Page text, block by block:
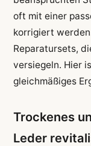
oft mit einer
korrigiert
Reparatursets,
versiegeln. Hier
gleichmäßiges
Trockenes
Leder